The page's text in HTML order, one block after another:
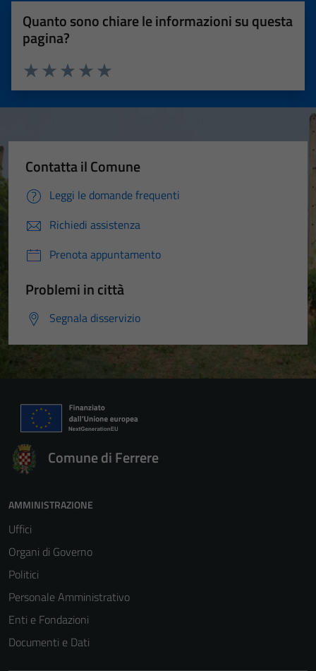
Quanto sono chiare le informazioni su questa
pagina?
Valuta 5 stelle su 5
Valuta 4 stelle su 5
Valuta 3 stelle su 5
Valuta 2 stelle su 5
Valuta 1 stelle su 5
Contatta il Comune
Leggi le domande frequenti
Richiedi assistenza
Prenota appuntamento
Problemi in città
Segnala disservizio
Comune di Ferrere
AMMINISTRAZIONE
Uffici
Organi di Governo
Politici
Personale Amministrativo
Enti e Fondazioni
Documenti e Dati